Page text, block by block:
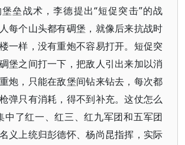
垒战术，李德提出“短促突击”的战
每个山头都有碉堡，就像后来抗战时
一样，没有重炮不容易打开。短促突
堡之间打一下，把敌人引出来加以消
炮，只能在敌堡间钻来钻去，每次都
弹只有消耗，得不到补充。这仗怎么
中了红一、红三、红九军团和五军团
义上统归彭德怀、杨尚昆指挥，实际